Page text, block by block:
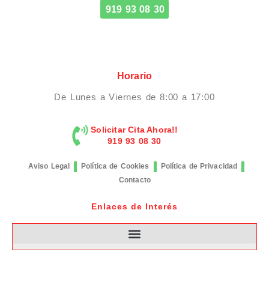
919 93 08 30
Horario
De Lunes a Viernes de 8:00 a 17:00
Solicitar Cita Ahora!!
919 93 08 30
Aviso Legal Política de Cookies
Política de Privacidad
Contacto
Enlaces de Interés